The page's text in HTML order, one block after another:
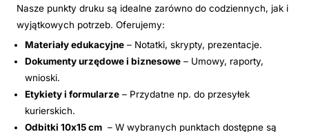
Nasze punkty druku są idealne zarówno do codziennych, jak i
wyjątkowych potrzeb. Oferujemy:
Materiały edukacyjne – Notatki, skrypty, prezentacje.
Dokumenty urzędowe i biznesowe – Umowy, raporty,
wnioski.
Etykiety i formularze – Przydatne np. do przesyłek
kurierskich.
Odbitki 10x15 cm – W wybranych punktach dostępne są